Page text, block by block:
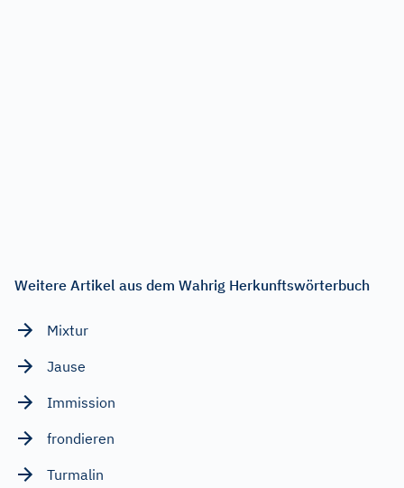
Weitere Artikel aus dem Wahrig Herkunftswörterbuch
Mixtur
Jause
Immission
frondieren
Turmalin